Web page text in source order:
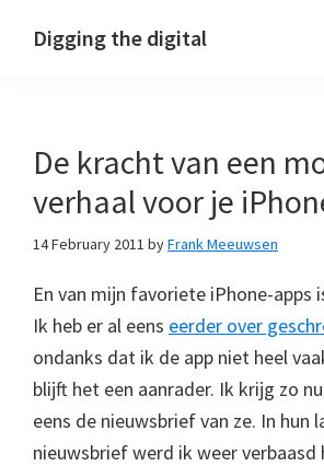
Digging the digital
De kracht van een
verhaal voor je
14 February 2011 byFrank Meeuwsen
En van mijn favoriete iPhone-apps
Ik heb er al eens eerder over
ondanks dat ik de app niet heel
blijft het een aanrader. Ik krijg zo
eens de nieuwsbrief van ze. In hun
nieuwsbrief werd ik weer verbaasd